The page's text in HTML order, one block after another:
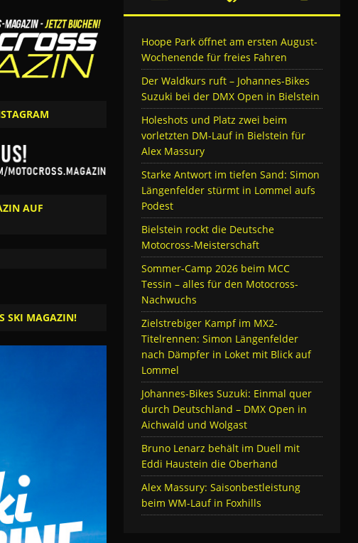
AUF
SKI MAGAZIN!
Hoope Park öffnet am ersten August-
Wochenende für freies Fahren
Der Waldkurs ruft – Johannes-Bikes
Suzuki bei der DMX Open in Bielstein
Holeshots und Platz zwei beim
vorletzten DM-Lauf in Bielstein für
Alex Massury
Starke Antwort im tiefen Sand: Simon
Längenfelder stürmt in Lommel aufs
Podest
Bielstein rockt die Deutsche
Motocross-Meisterschaft
Sommer-Camp 2026 beim MCC
Tessin – alles für den Motocross-
Nachwuchs
Zielstrebiger Kampf im MX2-
Titelrennen: Simon Längenfelder
nach Dämpfer in Loket mit Blick auf
Lommel
Johannes-Bikes Suzuki: Einmal quer
durch Deutschland – DMX Open in
Aichwald und Wolgast
Bruno Lenarz behält im Duell mit
Eddi Haustein die Oberhand
Alex Massury: Saisonbestleistung
beim WM-Lauf in Foxhills